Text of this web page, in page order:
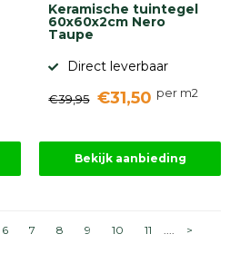
Keramische tuintegel
60x60x2cm Nero
Taupe
Direct leverbaar
€39,95 €31,50 per m2
Bekijk aanbieding
6 7 8 9 10 11 .... >